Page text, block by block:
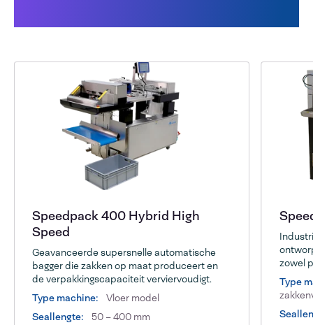
Speedpack 400 Hybrid High
Speed
Geavanceerde supersnelle automatische
bagger die zakken op maat produceert en
de verpakkingscapaciteit verviervoudigt.
Type machine:
Vloer model
Seallengte:
50 – 400 mm
zowel
Type